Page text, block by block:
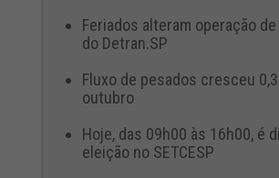
Feriados alteram operação
do Detran.SP
Fluxo de pesados cresceu
outubro
Hoje, das 09h00 às 16h00, é
eleição no SETCESP